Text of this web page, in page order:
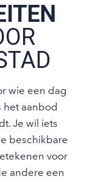
wie een dag
het aanbod
Je wil iets
beschikbare
voor
andere een